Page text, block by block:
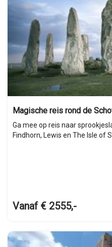
Magische reis rond de
Ga mee op reis naar
Findhorn, Lewis en The Isle of
Vanaf € 2555,-